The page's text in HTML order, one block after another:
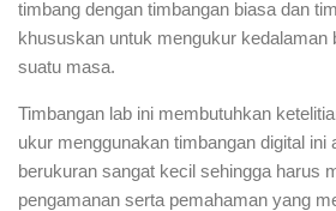
timbang dengan timbangan biasa dan
khususkan untuk mengukur kedalaman
suatu masa.
Timbangan lab ini membutuhkan
ukur menggunakan timbangan digital ini
berukuran sangat kecil sehingga harus
pengamanan serta pemahaman yang